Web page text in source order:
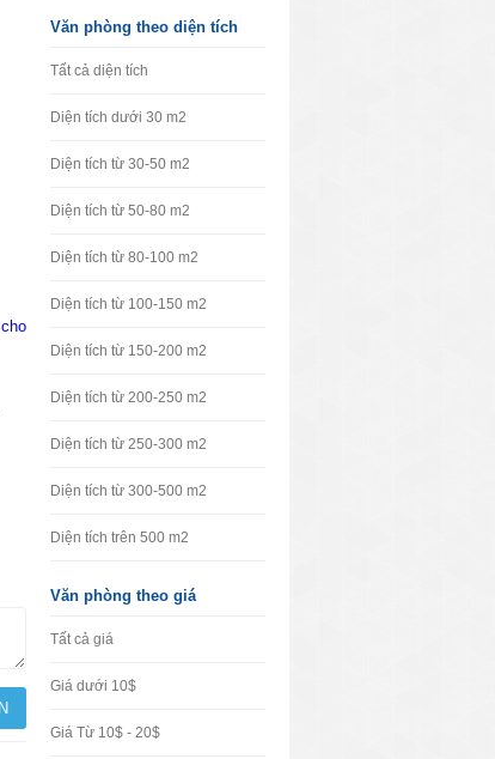
cho
Văn phòng theo diện tích
Tất cả diện tích
Diện tích dưới 30 m2
Diện tích từ 30-50 m2
Diện tích từ 50-80 m2
Diện tích từ 80-100 m2
Diện tích từ 100-150 m2
Diện tích từ 150-200 m2
Diện tích từ 200-250 m2
Diện tích từ 250-300 m2
Diện tích từ 300-500 m2
Diện tích trên 500 m2
Văn phòng theo giá
Tất cả giá
Giá dưới 10$
Giá Từ 10$ - 20$